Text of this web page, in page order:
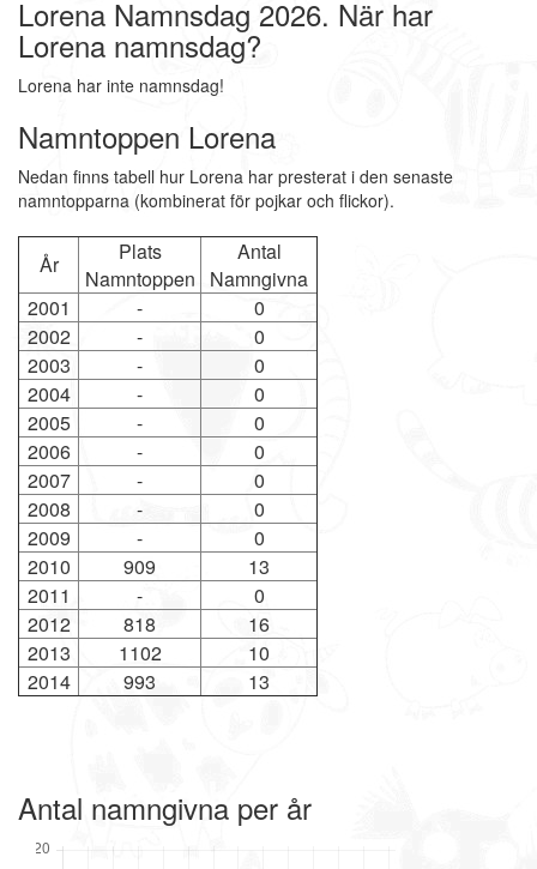
Lorena Namnsdag 2026. När har
Lorena namnsdag?
Lorena har inte namnsdag!
Namntoppen Lorena
Nedan finns tabell hur Lorena har presterat i den senaste
namntopparna (kombinerat för pojkar och flickor).
År
Plats
Namntoppen
Antal
Namngivna
2001
-
0
2002
-
0
2003
-
0
2004
-
0
2005
-
0
2006
-
0
2007
-
0
2008
-
0
2009
-
0
2010
909
13
2011
-
0
2012
818
16
2013
1102
10
2014
993 13
Antal namngivna per år